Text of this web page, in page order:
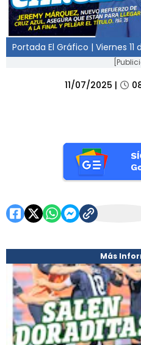
Portada El Gráfico | Viernes 11
11/07/2025 |
Más